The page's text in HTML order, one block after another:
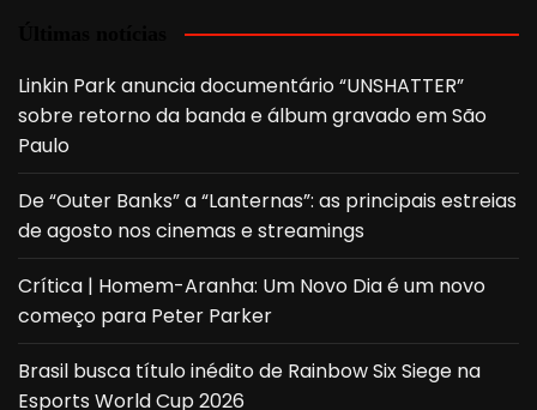
Linkin Park anuncia documentário “UNSHATTER”
sobre retorno da banda e álbum gravado em São
Paulo
De “Outer Banks” a “Lanternas”: as principais estreias
de agosto nos cinemas e streamings
Crítica | Homem-Aranha: Um Novo Dia é um novo
começo para Peter Parker
Brasil busca título inédito de Rainbow Six Siege na
Esports World Cup 2026